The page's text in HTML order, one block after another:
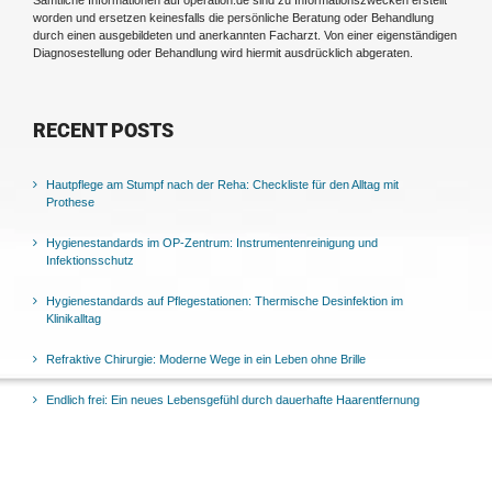
worden und ersetzen keinesfalls die persönliche Beratung oder Behandlung
durch einen ausgebildeten und anerkannten Facharzt. Von einer eigenständigen
Diagnosestellung oder Behandlung wird hiermit ausdrücklich abgeraten.
RECENT POSTS
Hautpflege am Stumpf nach der Reha: Checkliste für den Alltag mit
Prothese
Hygienestandards im OP-Zentrum: Instrumentenreinigung und
Infektionsschutz
Hygienestandards auf Pflegestationen: Thermische Desinfektion im
Klinikalltag
Refraktive Chirurgie: Moderne Wege in ein Leben ohne Brille
Endlich frei: Ein neues Lebensgefühl durch dauerhafte Haarentfernung